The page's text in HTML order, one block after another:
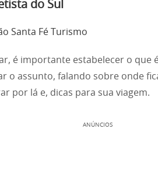
do Sul
Santa Fé Turismo
é importante estabelecer o que
o assunto, falando sobre onde
por lá e, dicas para sua viagem.
ANÚNCIOS